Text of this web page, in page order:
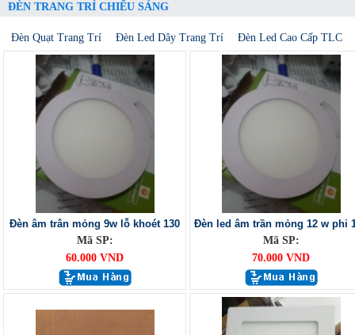
ĐÈN TRANG TRÍ CHIẾU SÁNG
Đèn Quạt Trang Trí Đèn Led Dây Trang Trí Đèn Led Cao Cấp TLC
Đèn âm trân mỏng 9w lỗ khoét 130
Mã SP:
60.000 VND
Đèn led âm trần mỏng 12 w phi
Mã SP:
70.000 VND